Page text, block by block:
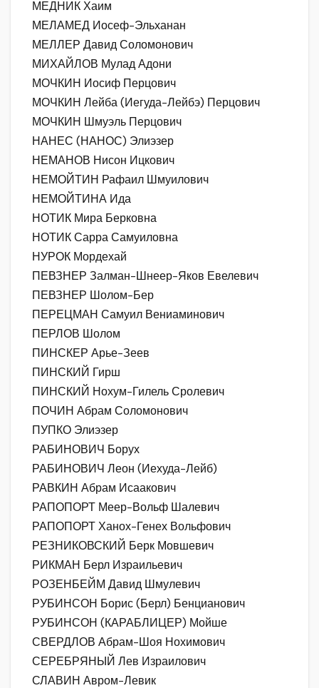
МЕДНИК Хаим
МЕЛАМЕД Иосеф-Эльханан
МЕЛЛЕР Давид Соломонович
МИХАЙЛОВ Мулад Адони
МОЧКИН Иосиф Перцович
МОЧКИН Лейба (Иегуда-Лейбэ) Перцович
МОЧКИН Шмуэль Перцович
НАНЕС (НАНОС) Элиэзер
НЕМАНОВ Нисон Ицкович
НЕМОЙТИН Рафаил Шмуилович
НЕМОЙТИНА Ида
НОТИК Мира Берковна
НОТИК Сарра Самуиловна
НУРОК Мордехай
ПЕВЗНЕР Залман-Шнеер-Яков Евелевич
ПЕВЗНЕР Шолом-Бер
ПЕРЕЦМАН Самуил Вениаминович
ПЕРЛОВ Шолом
ПИНСКЕР Арье-Зеев
ПИНСКИЙ Гирш
ПИНСКИЙ Нохум-Гилель Сролевич
ПОЧИН Абрам Соломонович
ПУПКО Элиэзер
РАБИНОВИЧ Борух
РАБИНОВИЧ Леон (Иехуда-Лейб)
РАВКИН Абрам Исаакович
РАПОПОРТ Меер-Вольф Шалевич
РАПОПОРТ Ханох-Генех Вольфович
РЕЗНИКОВСКИЙ Берк Мовшевич
РИКМАН Берл Израильевич
РОЗЕНБЕЙМ Давид Шмулевич
РУБИНСОН Борис (Берл) Бенцианович
РУБИНСОН (КАРАБЛИЦЕР) Мойше
СВЕРДЛОВ Абрам-Шоя Нохимович
СЕРЕБРЯНЫЙ Лев Израилович
СЛАВИН Авром-Левик